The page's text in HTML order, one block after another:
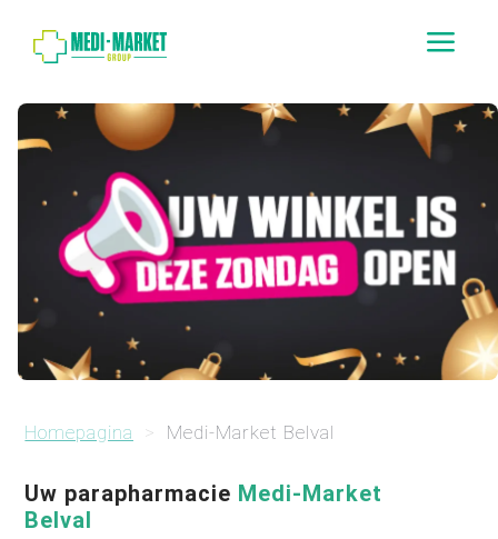
a
Homepagina Medi-Market Belval
Uw parapharmacie Medi-Market
Belval